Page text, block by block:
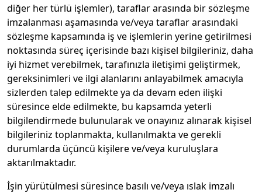
diğer her türlü işlemler), taraflar arasında bir sözleşme
imzalanması aşamasında ve/veya taraflar arasındaki
sözleşme kapsamında iş ve işlemlerin yerine getirilmesi
noktasında süreç içerisinde bazı kişisel bilgileriniz, daha
iyi hizmet verebilmek, tarafınızla iletişimi geliştirmek,
gereksinimleri ve ilgi alanlarını anlayabilmek amacıyla
sizlerden talep edilmekte ya da devam eden ilişki
süresince elde edilmekte, bu kapsamda yeterli
bilgilendirmede bulunularak ve onayınız alınarak kişisel
bilgileriniz toplanmakta, kullanılmakta ve gerekli
durumlarda üçüncü kişilere ve/veya kuruluşlara
aktarılmaktadır.
İşin yürütülmesi süresince basılı ve/veya ıslak imzalı